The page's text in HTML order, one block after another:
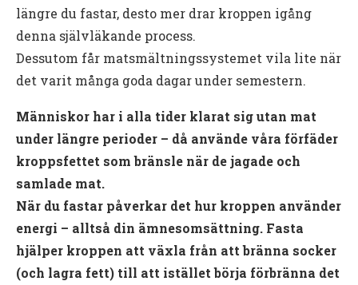
längre du fastar, desto mer drar kroppen igång
denna självläkande process.
Dessutom får matsmältningssystemet vila lite när
det varit många goda dagar under semestern.
Människor har i alla tider klarat sig utan mat
under längre perioder – då använde våra förfäder
kroppsfettet som bränsle när de jagade och
samlade mat.
När du fastar påverkar det hur kroppen använder
energi – alltså din ämnesomsättning. Fasta
hjälper kroppen att växla från att bränna socker
(och lagra fett) till att istället börja förbränna det